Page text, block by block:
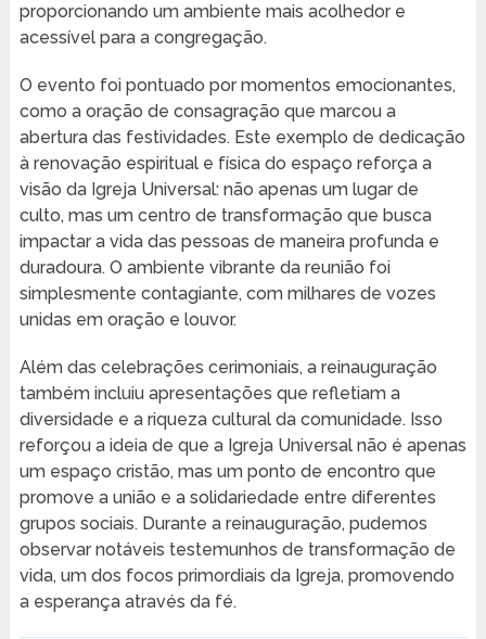
proporcionando um ambiente mais acolhedor e
acessível para a congregação.
O evento foi pontuado por momentos emocionantes,
como a oração de consagração que marcou a
abertura das festividades. Este exemplo de dedicação
à renovação espiritual e física do espaço reforça a
visão da Igreja Universal: não apenas um lugar de
culto, mas um centro de transformação que busca
impactar a vida das pessoas de maneira profunda e
duradoura. O ambiente vibrante da reunião foi
simplesmente contagiante, com milhares de vozes
unidas em oração e louvor.
Além das celebrações cerimoniais, a reinauguração
também incluiu apresentações que refletiam a
diversidade e a riqueza cultural da comunidade. Isso
reforçou a ideia de que a Igreja Universal não é apenas
um espaço cristão, mas um ponto de encontro que
promove a união e a solidariedade entre diferentes
grupos sociais. Durante a reinauguração, pudemos
observar notáveis testemunhos de transformação de
vida, um dos focos primordiais da Igreja, promovendo
a esperança através da fé.